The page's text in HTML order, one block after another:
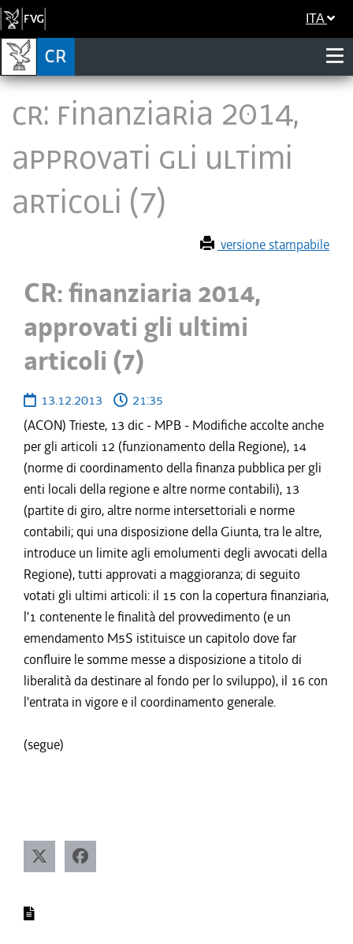
ITA
CR: finanziaria 2014,
approvati gli ultimi
articoli (7)
versione stampabile
CR: finanziaria 2014,
approvati gli ultimi
articoli (7)
13.12.2013
21:35
(ACON) Trieste, 13 dic - MPB - Modifiche accolte anche
per gli articoli 12 (funzionamento della Regione), 14
(norme di coordinamento della finanza pubblica per gli
enti locali della regione e altre norme contabili), 13
(partite di giro, altre norme intersettoriali e norme
contabili; qui una disposizione della Giunta, tra le altre,
introduce un limite agli emolumenti degli avvocati della
Regione), tutti approvati a maggioranza; di seguito
votati gli ultimi articoli: il 15 con la copertura finanziaria,
l'1 contenente le finalità del provvedimento (e un
emendamento M5S istituisce un capitolo dove far
confluire le somme messe a disposizione a titolo di
liberalità da destinare al fondo per lo sviluppo), il 16 con
l'entrata in vigore e il coordinamento generale.
(segue)